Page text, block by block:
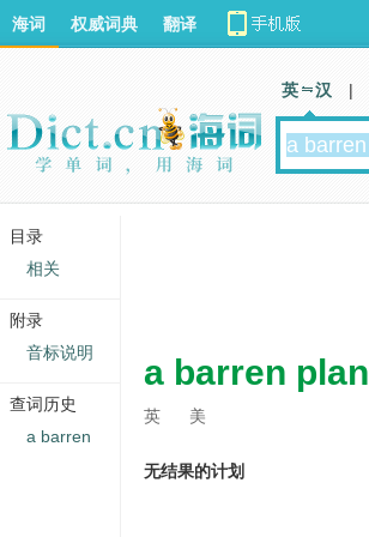
a barren plan
英 美
无结果的计划
海词 权威词典 翻译
英 汉 |
目录
相关
附录
音标说明
查词历史
a barren